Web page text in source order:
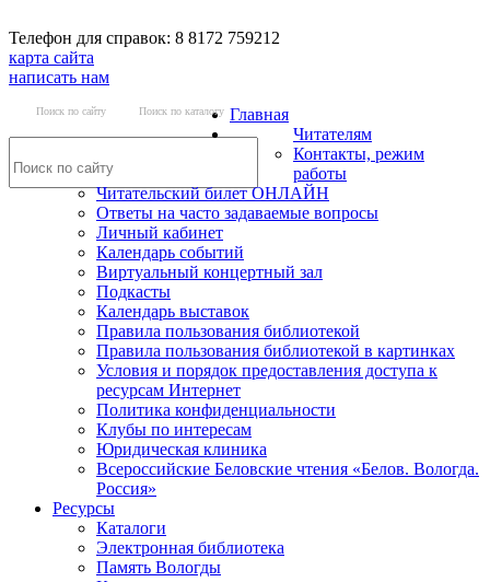
Телефон для справок: 8 8172 759212
карта сайта
написать нам
Поиск по сайту Поиск по каталогу Главная
Читателям
Контакты, режим
работы
Читательский билет ОНЛАЙН
Ответы на часто задаваемые вопросы
Личный кабинет
Календарь событий
Виртуальный концертный зал
Подкасты
Календарь выставок
Правила пользования библиотекой
Правила пользования библиотекой в картинках
Условия и порядок предоставления доступа к
ресурсам Интернет
Политика конфиденциальности
Клубы по интересам
Юридическая клиника
Всероссийские Беловские чтения «Белов. Вологда.
Россия»
Ресурсы
Каталоги
Электронная библиотека
Память Вологды